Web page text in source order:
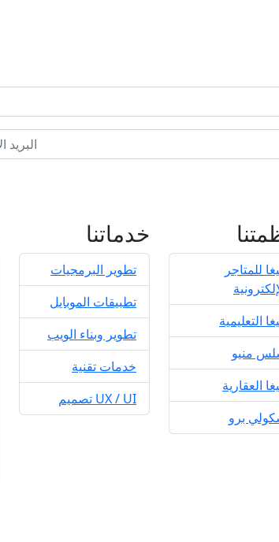
للمتاجر
التعليمية
منيو
العقارية
برو
خدماتنا
تطوير البرمجيات
تطبيقات الموبايل
تطوير وبناء الويب
خدمات تقنية
UX / UI تصميم